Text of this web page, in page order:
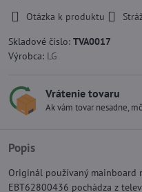
Otázka k produktu
Skladové číslo: TVA0017
Výrobca: LG
Vrátenie tovaru
Ak vám tovar nesadne,
Popis
Originál používaný mainboard
EBT62800436 pochádza z